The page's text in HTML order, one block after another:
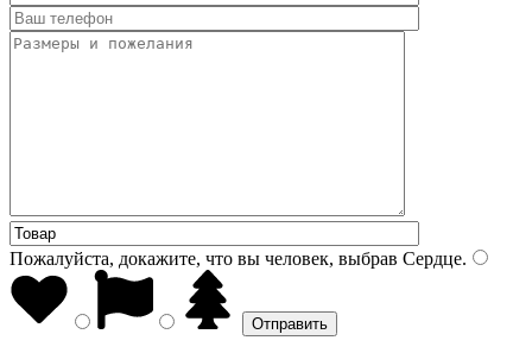
Пожалуйста, докажите, что вы человек, выбрав Сердце.